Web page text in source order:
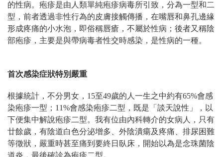
的性病。疱疹是由人類單純疱疹病毒所引致，分為一型和二
型，前者透過非性行為的皮膚接觸傳播，在嘴唇和鼻孔邊緣
形成疼痛的小水泡，即俗稱唇瘡，不屬於性病；後者又稱陰
部疱疹，主要是與帶病毒者性交時感染，是性病的一種。
首次感染症狀特別嚴重
根據統計，不分男女，15至49歲的人一生之中約有65%會感
染疱疹一型；11%會感染疱疹二型，既是「談天說性」，以
下便集中解說疱疹二型。我有位由內科轉介的女病人，只有
廿餘歲，有陰道白色分泌增多 、外陰潰瘍及疼痛、排尿困難
等徵狀， 嚴重時甚至痛到 要終日臥床，開始以為是念珠菌陰
道炎，最後確診為疱疹二型。